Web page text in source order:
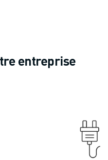
VITESSE
entreprise